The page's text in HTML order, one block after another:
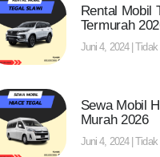
Rental Mobil
Termurah
Juni 4, 2024 Tidak
Sewa Mobil
Murah 2026
Juni 4, 2024 Tidak